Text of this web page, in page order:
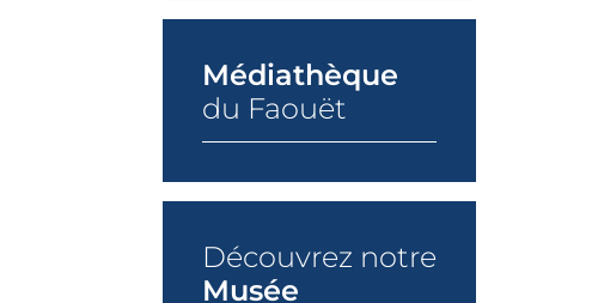
Médiathèque
du Faouët
Découvrez notre
Musée